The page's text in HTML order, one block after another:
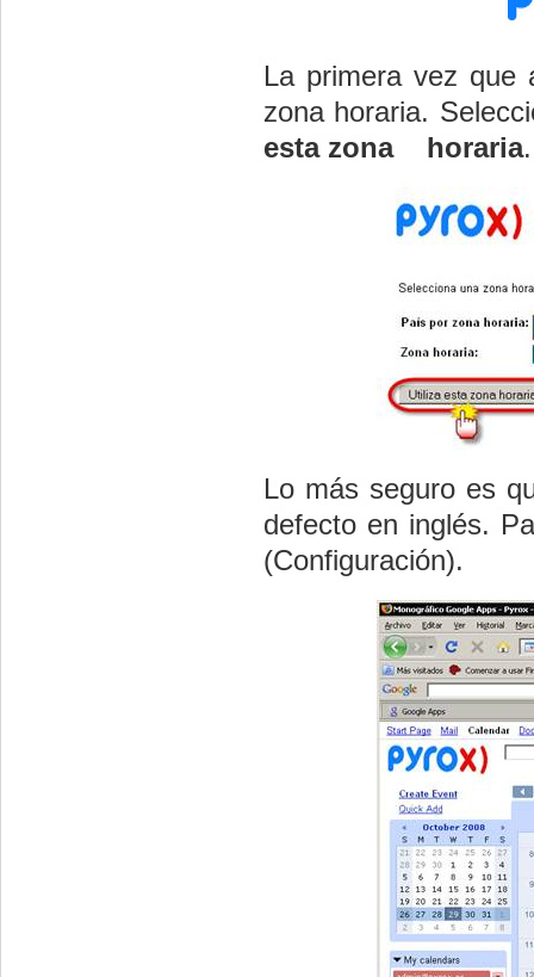
La primera vez
zona horaria.
esta zona horaria.
Lo más seguro es
defecto en inglés.
(Configuración).